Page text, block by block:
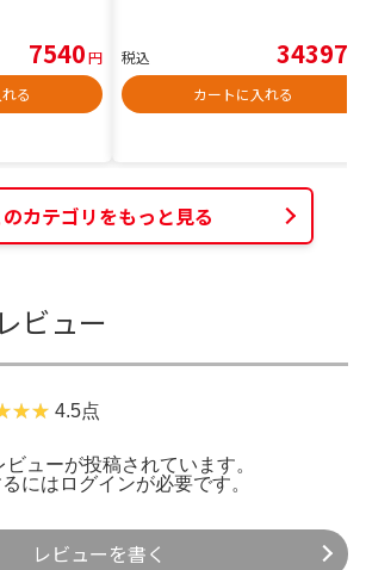
7540円
る
税込 34397
カートに入れる
のカテゴリをもっと見る
ビュー
4.5点
ューが投稿されています。
には ログインが必要です。
レビューを書く